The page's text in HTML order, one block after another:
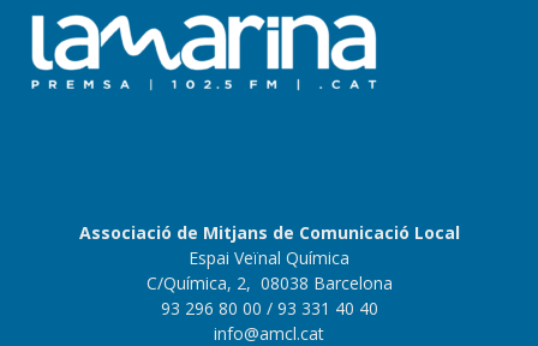
Associació de Mitjans de Comunicació Local
Espai Veïnal Química
C/Química, 2, 08038 Barcelona
93 296 80 00 / 93 331 40 40
info@amcl.cat